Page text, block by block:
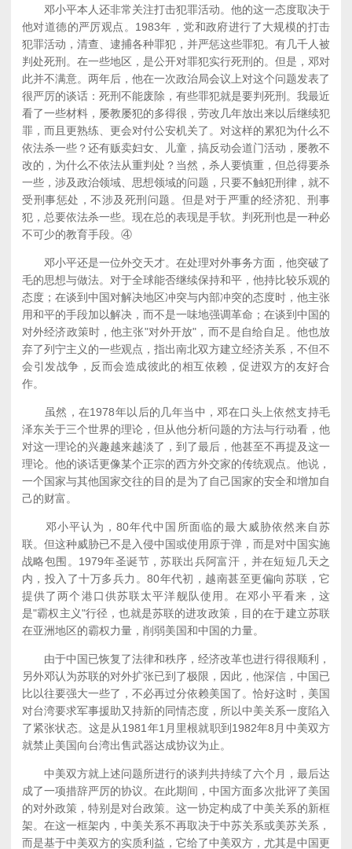
邓小平本人还非常关注打击犯罪活动。他的这一态度取决于
他对道德的严厉观点。1983年，党和政府进行了大规模的打击
犯罪活动，清查、逮捕各种罪犯，并严惩这些罪犯。有几千人被
判处死刑。在一些地区，是公开对罪犯实行死刑的。但是，邓对
此并不满意。两年后，他在一次政治局会议上对这个问题发表了
很严厉的谈话：死刑不能废除，有些罪犯就是要判死刑。我最近
看了一些材料，屡教屡犯的多得很，劳改几年放出来以后继续犯
罪，而且更熟练、更会对付公安机关了。对这样的累犯为什么不
依法杀一些？还有贩卖妇女、儿童，搞反动会道门活动，屡教不
改的，为什么不依法从重判处？当然，杀人要慎重，但总得要杀
一些，涉及政治领域、思想领域的问题，只要不触犯刑律，就不
受刑事惩处，不涉及死刑问题。但是对于严重的经济犯、刑事
犯，总要依法杀一些。现在总的表现是手软。判死刑也是一种必
不可少的教育手段。④
邓小平还是一位外交天才。在处理对外事务方面，他突破了
毛的思想与做法。对于全球能否继续保持和平，他持比较乐观的
态度；在谈到中国对解决地区冲突与内部冲突的态度时，他主张
用和平的手段加以解决，而不是一味地强调革命；在谈到中国的
对外经济政策时，他主张"对外开放"，而不是自给自足。他也放
弃了列宁主义的一些观点，指出南北双方建立经济关系，不但不
会引发战争，反而会造成彼此的相互依赖，促进双方的友好合
作。
虽然，在1978年以后的几年当中，邓在口头上依然支持毛
泽东关于三个世界的理论，但从他分析问题的方法与行动看，他
对这一理论的兴趣越来越淡了，到了最后，他甚至不再提及这一
理论。他的谈话更像某个正宗的西方外交家的传统观点。他说，
一个国家与其他国家交往的目的是为了自己国家的安全和增加自
己的财富。
邓小平认为，80年代中国所面临的最大威胁依然来自苏
联。但这种威胁已不是入侵中国或使用原于弹，而是对中国实施
战略包围。1979年圣诞节，苏联出兵阿富汗，并在短短几天之
内，投入了十万多兵力。80年代初，越南甚至更偏向苏联，它
提供了两个港口供苏联太平洋舰队使用。在邓小平看来，这
是"霸权主义"行径，也就是苏联的进攻政策，目的在于建立苏联
在亚洲地区的霸权力量，削弱美国和中国的力量。
由于中国已恢复了法律和秩序，经济改革也进行得很顺利，
另外邓认为苏联的对外扩张已到了极限，因此，他深信，中国已
比以往要强大一些了，不必再过分依赖美国了。恰好这时，美国
对台湾要求军事援助又持新的同情态度，所以中美关系一度陷入
了紧张状态。这是从1981年1月里根就职到1982年8月中美双方
就禁止美国向台湾出售武器达成协议为止。
中美双方就上述问题所进行的谈判共持续了六个月，最后达
成了一项措辞严厉的协议。在此期间，中国方面多次批评了美国
的对外政策，特别是对台政策。这一协定构成了中美关系的新框
架。在这一框架内，中美关系不再取决于中苏关系或美苏关系，
而是基于中美双方的实质利益，它给了中美双方，尤其是中国更